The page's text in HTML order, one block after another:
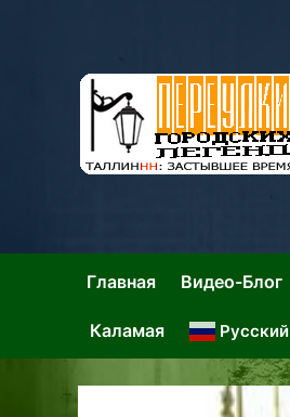
Главная Видео-Блог
Каламая Русский